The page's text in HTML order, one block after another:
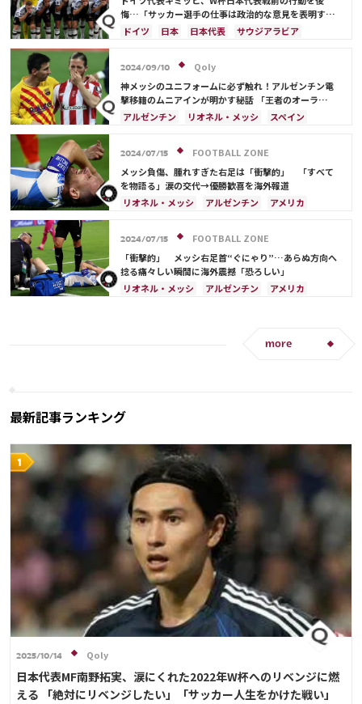
悔…「サッカー選手の仕事は政治的な意見を表明する
ことではない」
ドイツ 日本 日本代表 サウジアラビア
2024/09/10
Qoly
神メッシのユニフォームに必ず触れ！アルゼンチン電
撃移籍のムニアインが明かす秘話 「王者のオーラ
を…」
アルゼンチン リオネル・メッシ スペイン
2024/07/15
FOOTBALL ZONE
メッシ負傷、腫れすぎた右足は「衝撃的」 「すべて
を物語る」涙の交代→優勝歓喜を海外報道
リオネル・メッシ
アルゼンチン アメリカ
2024/07/15
FOOTBALL ZONE
「衝撃的」 メッシ右足首“ぐにゃり”…あらぬ方向へ
捻る痛々しい瞬間に海外震撼「恐ろしい」
リオネル・メッシ
アルゼンチン
アメリカ
more
最新記事ランキング
2025/10/14 Qoly
日本代表MF南野拓実、涙にくれた2022年W杯へのリベンジに燃
える 「絶対にリベンジしたい」「サッカー人生をかけた戦い」